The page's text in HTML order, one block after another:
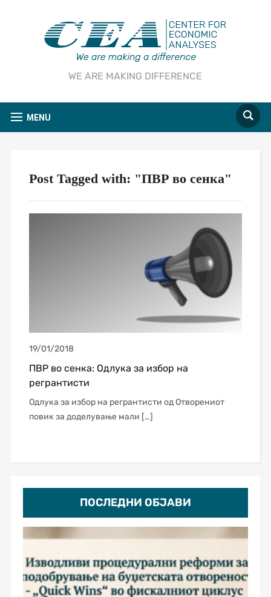
WE ARE MAKING DIFFERENCE
MENU
ПОСЛЕДНИ ОБЈАВИ
Post Tagged with: "ПВР во сенка"
19/01/2018
ПВР во сенка: Одлука за избор на
регрантисти
Одлука за избор на регрантисти од Отворениот
повик за доделување мали […]